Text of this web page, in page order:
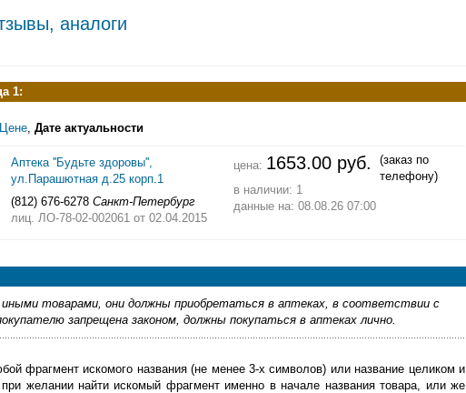
аналоги
1:
Цене Дате актуальности
Аптека ''Будьте здоровы'',
ул.Парашютная д.25 корп.1
(812) 676-6278 Санкт-Петербург
лиц. ЛО-78-02-002061 от 02.04.2015
цена: 1653.00 руб.
в наличии: 1
данные на: 08.08.26 07:00
(заказ по
телефону)
товарами, они должны приобретаться в аптеках, в соответствии с
запрещена законом, должны покупаться в аптеках лично.
фрагмент искомого названия (не менее 3-х символов) или название целиком и
желании найти искомый фрагмент именно в начале названия товара, или же